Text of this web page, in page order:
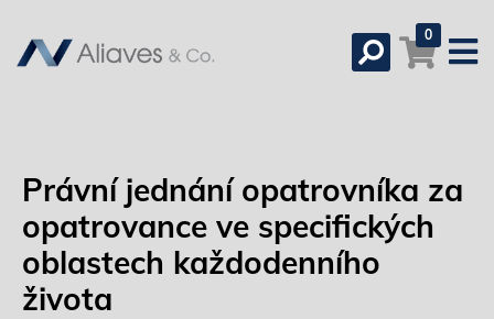
0
Právní jednání opatrovníka za
opatrovance ve specifických
oblastech každodenního
života